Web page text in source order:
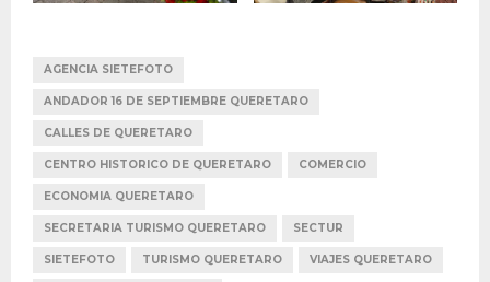
AGENCIA SIETEFOTO
ANDADOR 16 DE SEPTIEMBRE QUERETARO
CALLES DE QUERETARO
CENTRO HISTORICO DE QUERETARO COMERCIO
ECONOMIA QUERETARO
SECRETARIA TURISMO QUERETARO SECTUR
SIETEFOTO TURISMO QUERETARO VIAJES QUERETARO